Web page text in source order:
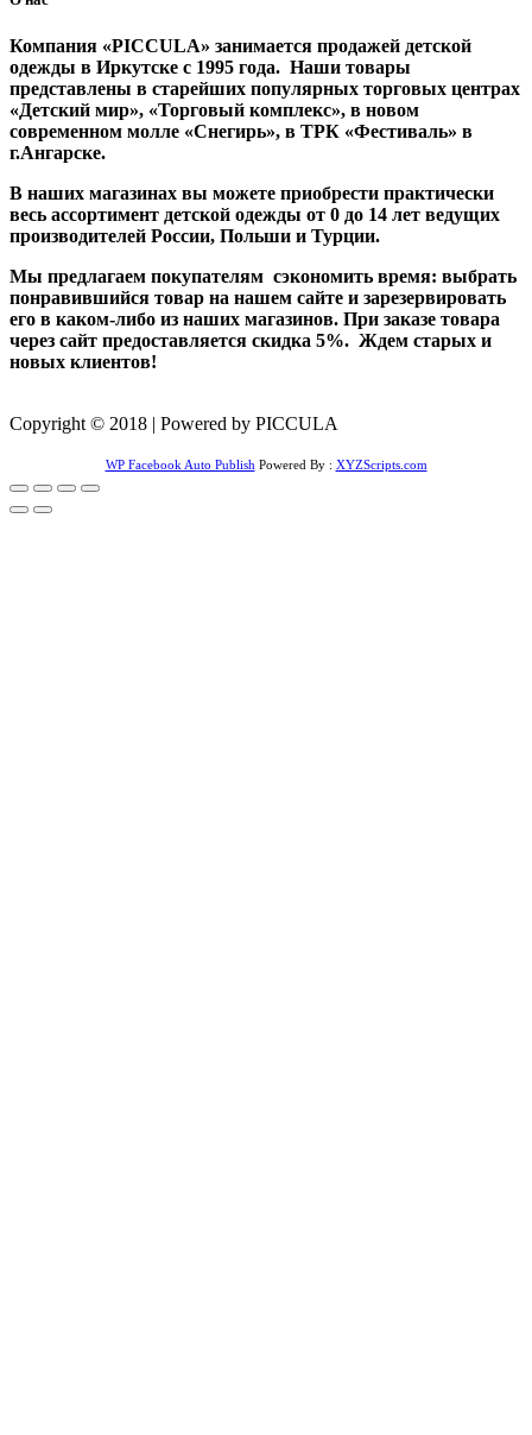
Компания «PICCULA» занимается продажей детской
одежды в Иркутске с 1995 года. Наши товары
представлены в старейших популярных торговых центрах
«Детский мир», «Торговый комплекс», в новом
современном молле «Снегирь», в ТРК «Фестиваль» в
г.Ангарске.
В наших магазинах вы можете приобрести практически
весь ассортимент детской одежды от 0 до 14 лет ведущих
производителей России, Польши и Турции.
Мы предлагаем покупателям сэкономить время: выбрать
понравившийся товар на нашем сайте и зарезервировать
его в каком-либо из наших магазинов. При заказе товара
через сайт предоставляется скидка 5%. Ждем старых и
новых клиентов!
Copyright © 2018 | Powered by PICCULA
WP Facebook Auto Publish Powered By : XYZScripts.com